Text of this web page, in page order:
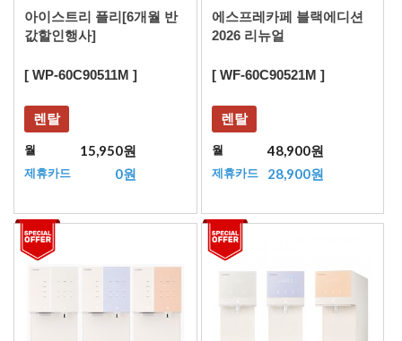
아이스트리 플리[6개월 반
값할인행사]
[ WP-60C90511M ]
렌탈
월 15,950원
제휴카드 0원
에스프레카페 블랙에디션
2026 리뉴얼
[ WF-60C90521M ]
렌탈
월 48,900원
제휴카드 28,900원